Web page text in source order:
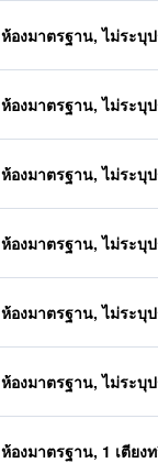
ห้องมาตรฐาน, ไม่ระบุป
ห้องมาตรฐาน, ไม่ระบุป
ห้องมาตรฐาน, ไม่ระบุป
ห้องมาตรฐาน, ไม่ระบุป
ห้องมาตรฐาน, ไม่ระบุป
ห้องมาตรฐาน, ไม่ระบุป
ห้องมาตรฐาน, 1 เตียง